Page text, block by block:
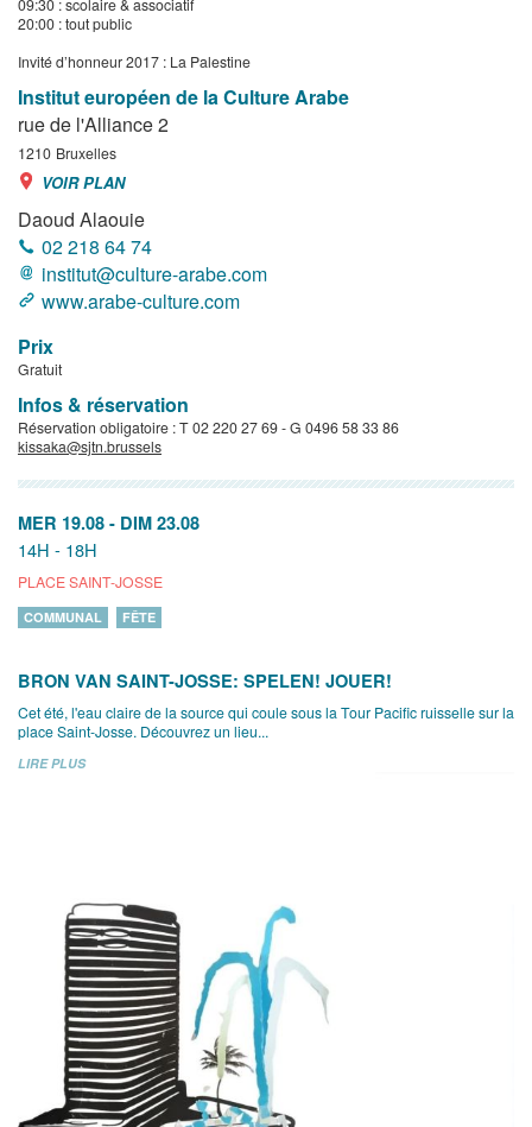
20:00 : tout public
Invité d’honneur 2017 : La Palestine
Institut européen de la Culture Arabe
rue de l'Alliance 2
1210 Bruxelles
VOIR PLAN
Daoud Alaouie
02 218 64 74
institut@culture-arabe.com
www.arabe-culture.com
Prix
Gratuit
Infos & réservation
Réservation obligatoire : T 02 220 27 69 - G 0496 58 33 86
kissaka@sjtn.brussels
MER 19.08 - DIM 23.08
14H - 18H
PLACE SAINT-JOSSE
COMMUNAL FÊTE
BRON VAN SAINT-JOSSE: SPELEN! JOUER!
Cet été, l'eau claire de la source qui coule sous la Tour Pacific ruisselle sur la
place Saint-Josse. Découvrez un lieu...
LIRE PLUS